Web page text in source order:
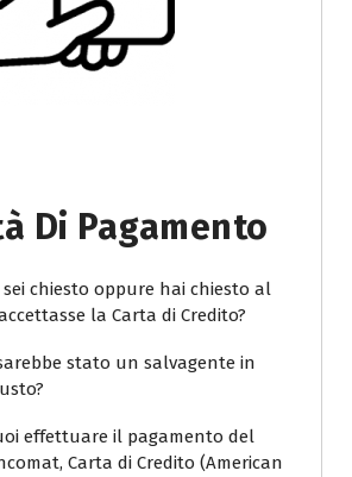
Di Pagamento
chiesto oppure hai chiesto al
la Carta di Credito?
stato un salvagente in
effettuare il pagamento del
Carta di Credito (American